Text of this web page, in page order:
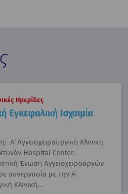
Ημερίδες
Εγκεφαλική Ισχαιμία
Α΄ Αγγειοχειρουργική Κλινική
Hospital Center,
Ένωση Αγγειοχειρουργών
συνεργασία με την Α΄
Κλινική…